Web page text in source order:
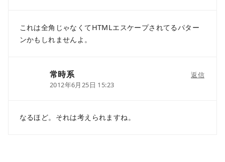
これは全角じゃなくてHTMLエスケープされてるパター
ンかもしれませんよ。
常時系
2012年6月25日 15:23
返信
なるほど。それは考えられますね。